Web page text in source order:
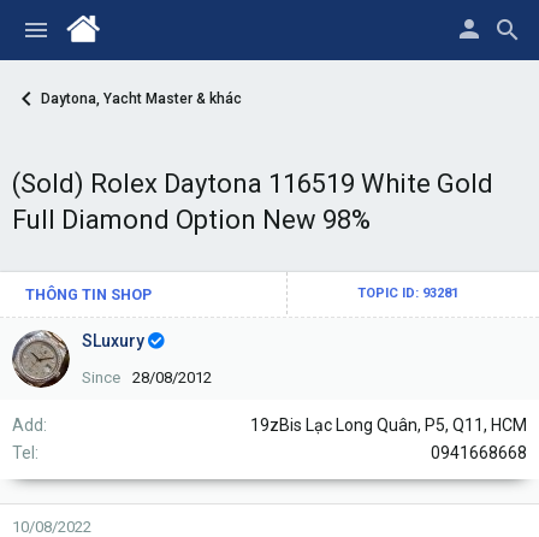
Daytona, Yacht Master & khác
(Sold) Rolex Daytona 116519 White Gold
Full Diamond Option New 98%
THÔNG TIN SHOP TOPIC ID: 93281
SLuxury
Since 28/08/2012
Add
19zBis Lạc Long Quân, P5, Q11, HCM
Tel
0941668668
10/08/2022